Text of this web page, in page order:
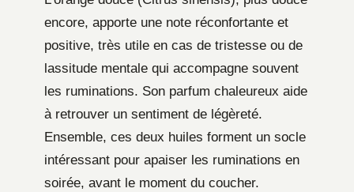
encore, apporte une note réconfortante et
positive, très utile en cas de tristesse ou de
lassitude mentale qui accompagne souvent
les ruminations. Son parfum chaleureux aide
à retrouver un sentiment de légèreté.
Ensemble, ces deux huiles forment un socle
intéressant pour apaiser les ruminations en
soirée, avant le moment du coucher.